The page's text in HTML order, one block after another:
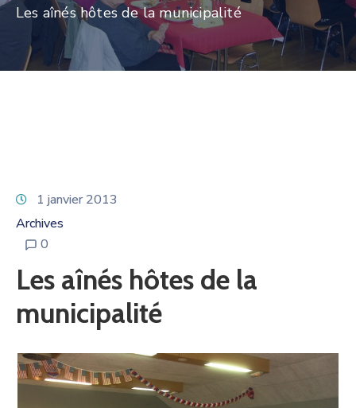
Services
Vie
Locale
Les aînés hôtes de la municipalité
1 janvier 2013
Archives
0
Les aînés hôtes de la
municipalité